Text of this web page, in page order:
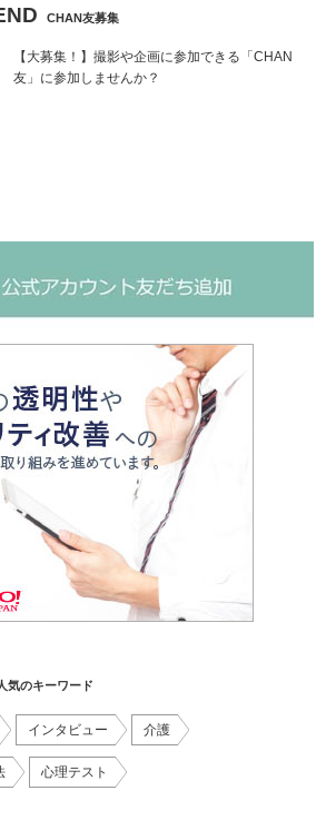
CHAN友募集
【大募集！】撮影や企画に参加できる「CHAN
友」に参加しませんか？
気のキーワード
インタビュー 介護
心理テスト